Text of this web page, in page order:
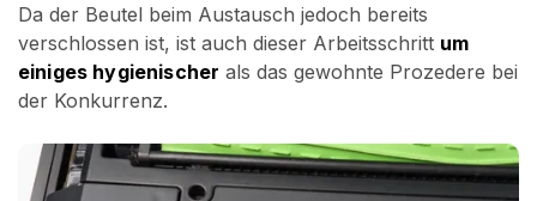
Da der Beutel beim Austausch jedoch bereits
verschlossen ist, ist auch dieser Arbeitsschritt um
einiges hygienischer als das gewohnte Prozedere bei
der Konkurrenz.